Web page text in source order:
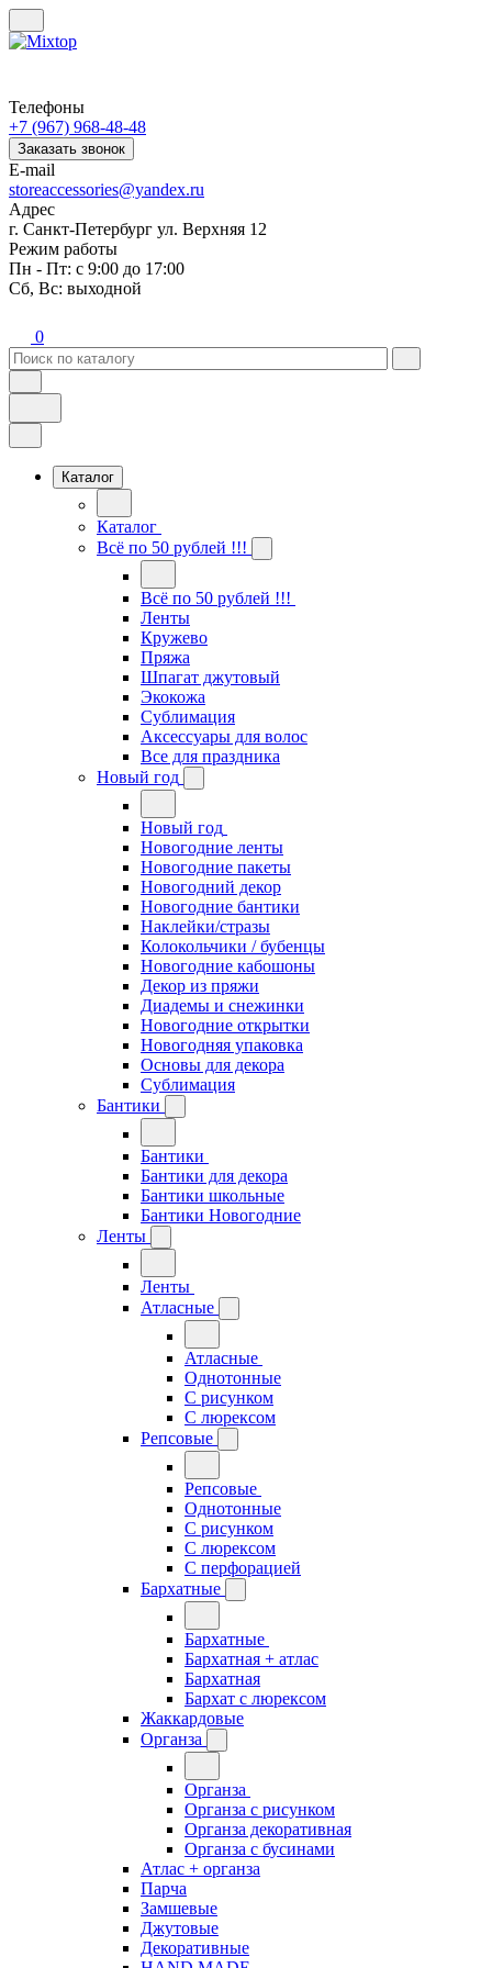
Телефоны
+7 (967) 968-48-48
Заказать звонок
E-mail
storeaccessories@yandex.ru
Адрес
г. Санкт-Петербург ул. Верхняя 12
Режим работы
Пн - Пт: с 9:00 до 17:00
Сб, Вс: выходной
0
Каталог
Каталог
Всё по 50 рублей !!!
Всё по 50 рублей !!!
Ленты
Кружево
Пряжа
Шпагат джутовый
Экокожа
Сублимация
Аксессуары для волос
Все для праздника
Новый год
Новый год
Новогодние ленты
Новогодние пакеты
Новогодний декор
Новогодние бантики
Наклейки/стразы
Колокольчики / бубенцы
Новогодние кабошоны
Декор из пряжи
Диадемы и снежинки
Новогодние открытки
Новогодняя упаковка
Основы для декора
Сублимация
Бантики
Бантики
Бантики для декора
Бантики школьные
Бантики Новогодние
Ленты
Ленты
Атласные
Атласные
Однотонные
С рисунком
С люрексом
Репсовые
Репсовые
Однотонные
С рисунком
С люрексом
С перфорацией
Бархатные
Бархатные
Бархатная + атлас
Бархатная
Бархат с люрексом
Жаккардовые
Органза
Органза
Органза с рисунком
Органза декоративная
Органза с бусинами
Атлас + органза
Парча
Замшевые
Джутовые
Декоративные